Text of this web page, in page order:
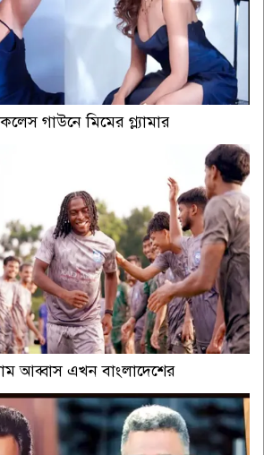
গাউনে মিমের গ্ল্যামার
আব্বাস এখন বাংলাদেশের